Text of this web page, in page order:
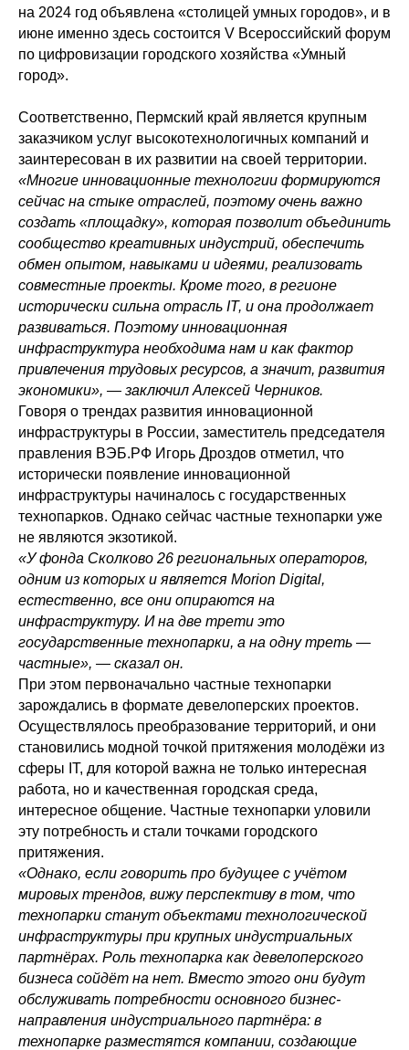
на 2024 год объявлена «столицей умных городов», и в
июне именно здесь состоится V Всероссийский форум
по цифровизации городского хозяйства «Умный
город».
Соответственно, Пермский край является крупным
заказчиком услуг высокотехнологичных компаний и
заинтересован в их развитии на своей территории.
«Многие инновационные технологии формируются
сейчас на стыке отраслей, поэтому очень важно
создать «площадку», которая позволит объединить
сообщество креативных индустрий, обеспечить
обмен опытом, навыками и идеями, реализовать
совместные проекты. Кроме того, в регионе
исторически сильна отрасль IT, и она продолжает
развиваться. Поэтому инновационная
инфраструктура необходима нам и как фактор
привлечения трудовых ресурсов, а значит, развития
экономики», — заключил Алексей Черников.
Говоря о трендах развития инновационной
инфраструктуры в России, заместитель председателя
правления ВЭБ.РФ Игорь Дроздов отметил, что
исторически появление инновационной
инфраструктуры начиналось с государственных
технопарков. Однако сейчас частные технопарки уже
не являются экзотикой.
«У фонда Сколково 26 региональных операторов,
одним из которых и является Morion Digital,
естественно, все они опираются на
инфраструктуру. И на две трети это
государственные технопарки, а на одну треть —
частные», — сказал он.
При этом первоначально частные технопарки
зарождались в формате девелоперских проектов.
Осуществлялось преобразование территорий, и они
становились модной точкой притяжения молодёжи из
сферы IT, для которой важна не только интересная
работа, но и качественная городская среда,
интересное общение. Частные технопарки уловили
эту потребность и стали точками городского
притяжения.
«Однако, если говорить про будущее с учётом
мировых трендов, вижу перспективу в том, что
технопарки станут объектами технологической
инфраструктуры при крупных индустриальных
партнёрах. Роль технопарка как девелоперского
бизнеса сойдёт на нет. Вместо этого они будут
обслуживать потребности основного бизнес-
направления индустриального партнёра: в
технопарке разместятся компании, создающие